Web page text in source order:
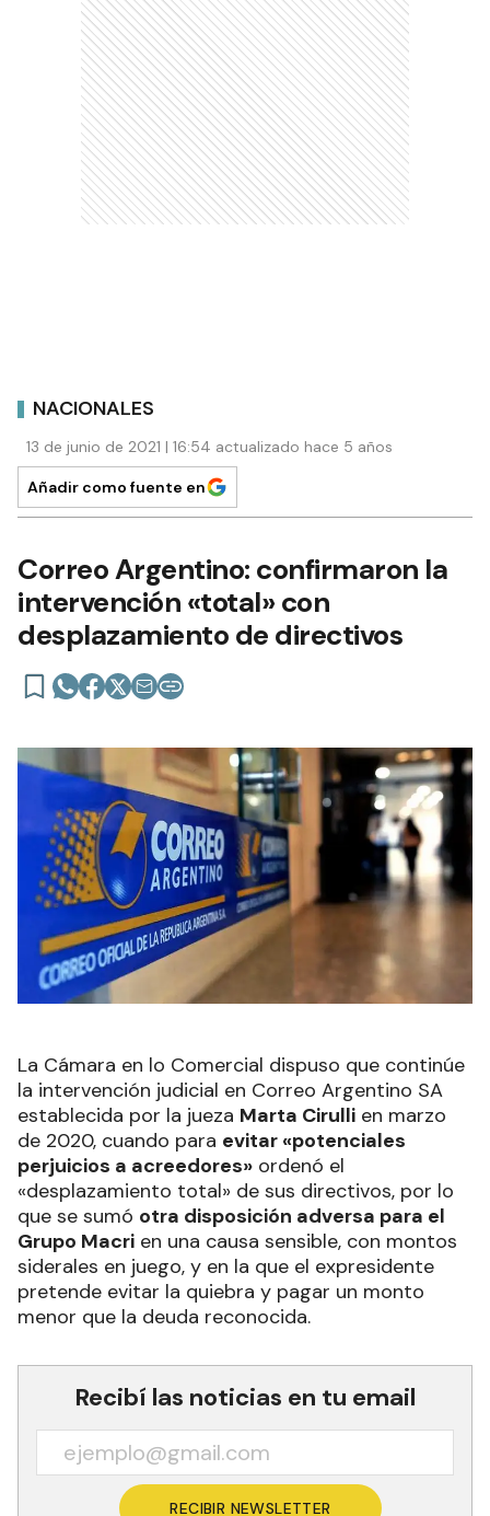
NACIONALES
13 de junio de 2021 | 16:54 actualizado hace 5 años
Añadir como fuente en
Correo Argentino: confirmaron la
intervención «total» con
desplazamiento de directivos
La Cámara en lo Comercial dispuso que continúe
la intervención judicial en Correo Argentino SA
establecida por la jueza Marta Cirulli en marzo
de 2020, cuando para evitar «potenciales
perjuicios a acreedores» ordenó el
«desplazamiento total» de sus directivos, por lo
que se sumó otra disposición adversa para el
Grupo Macri en una causa sensible, con montos
siderales en juego, y en la que el expresidente
pretende evitar la quiebra y pagar un monto
menor que la deuda reconocida.
Recibí las noticias en tu email
RECIBIR NEWSLETTER